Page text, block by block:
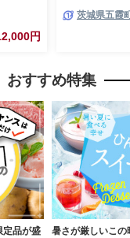
り
アムセ
町
円
メイド ミルク
れ クリーマ
ト 雑貨 キッ
茨城県五霞
おすすめ特集
定品が盛
暑さが厳しいこ